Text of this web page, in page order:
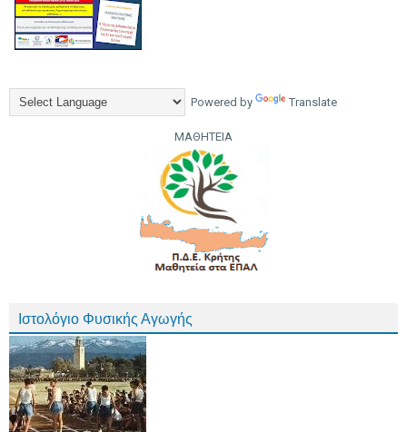
Powered by Translate
ΜΑΘΗΤΕΙΑ
Ιστολόγιο Φυσικής Αγωγής